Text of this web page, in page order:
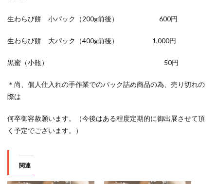
生わらび餅 小パック（200g前後） 600円
生わらび餅 大パック（400g前後） 1,000円
黒蜜（小瓶） 50円
＊尚、個人仕入れの手作業でのパック詰め商品の為、売り切れの
際は
何卒御容赦願います。（今後はある程度定期的に御出展させて頂
く予定でございます。）
関連